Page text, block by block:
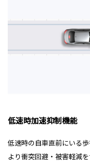
低速時加速抑制機能
低速時の自車直前にいる
より衝突回避・被害軽減を